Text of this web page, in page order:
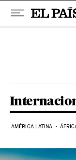
AMÉRICA LATINA